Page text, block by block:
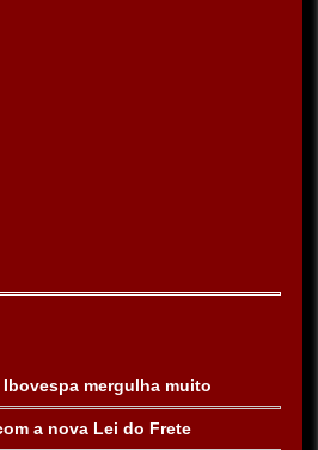
mergulha muito
a nova Lei do Frete